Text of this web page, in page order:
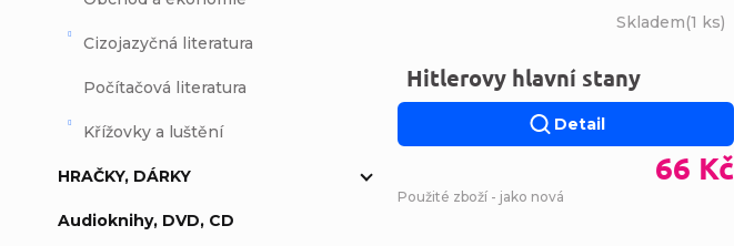
Cizojazyčná literatura
Počítačová literatura
Křížovky a luštění
HRAČKY, DÁRKY
Audioknihy, DVD, CD
Hitlerovy hlavní stany
Skladem(1 ks)
66 Kč
Detail
Použité zboží - jako nová